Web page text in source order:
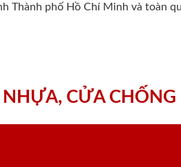
Thành phố Hồ Chí Minh và toàn
CỬA CHỐNG